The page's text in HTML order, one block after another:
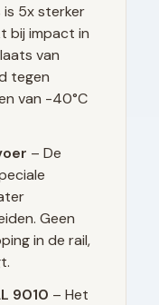
is 5x sterker
bij impact in
van
tegen
van -40°C
– De
Geen
in de rail,
9010 – Het